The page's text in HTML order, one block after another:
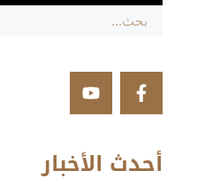
أحدث الأخبار